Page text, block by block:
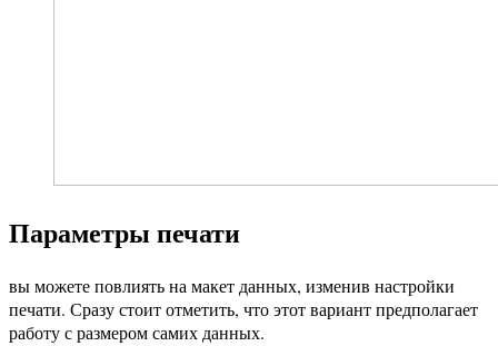
Параметры печати
вы можете повлиять на макет данных, изменив настройки
печати. Сразу стоит отметить, что этот вариант предполагает
работу с размером самих данных.